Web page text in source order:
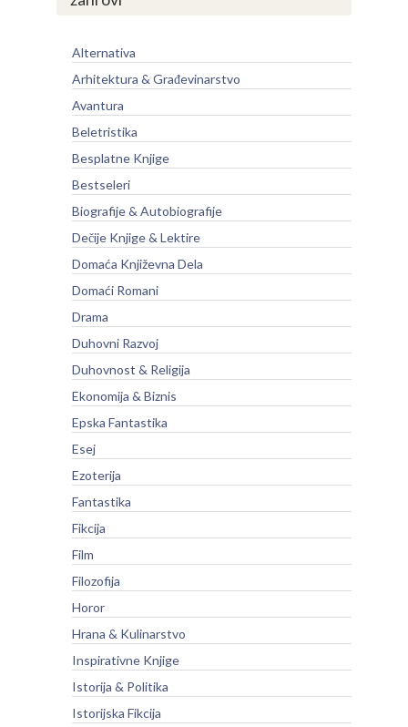
Alternativa
Arhitektura & Građevinarstvo
Avantura
Beletristika
Besplatne Knjige
Bestseleri
Biografije & Autobiografije
Dečije Knjige & Lektire
Domaća Književna Dela
Domaći Romani
Drama
Duhovni Razvoj
Duhovnost & Religija
Ekonomija & Biznis
Epska Fantastika
Esej
Ezoterija
Fantastika
Fikcija
Film
Filozofija
Horor
Hrana & Kulinarstvo
Inspirativne Knjige
Istorija & Politika
Istorijska Fikcija